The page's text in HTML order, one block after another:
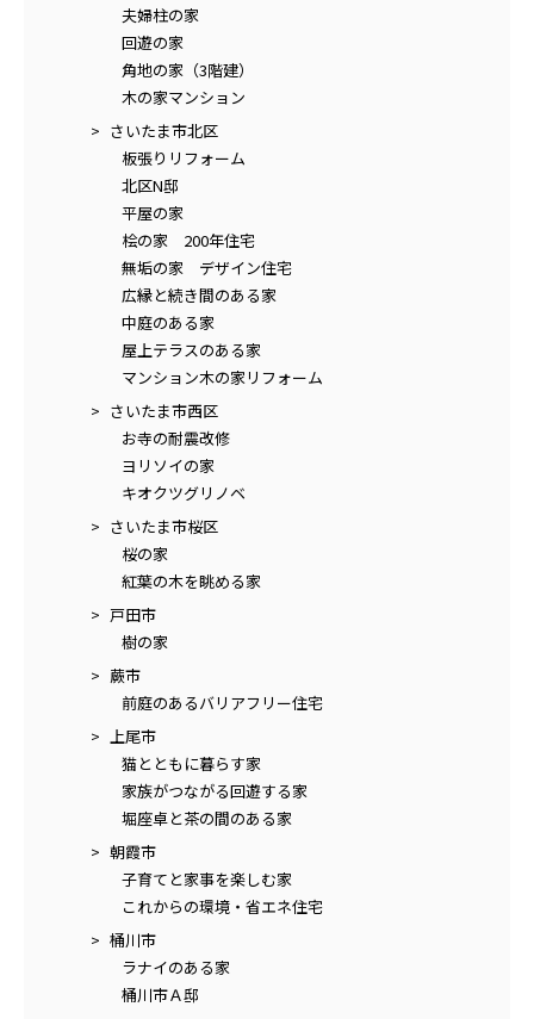
夫婦柱の家
回遊の家
角地の家（3階建）
木の家マンション
さいたま市北区
板張りリフォーム
北区N邸
平屋の家
桧の家 200年住宅
無垢の家 デザイン住宅
広縁と続き間のある家
中庭のある家
屋上テラスのある家
マンション木の家リフォーム
さいたま市西区
お寺の耐震改修
ヨリソイの家
キオクツグリノベ
さいたま市桜区
桜の家
紅葉の木を眺める家
戸田市
樹の家
蕨市
前庭のあるバリアフリー住宅
上尾市
猫とともに暮らす家
家族がつながる回遊する家
堀座卓と茶の間のある家
朝霞市
子育てと家事を楽しむ家
これからの環境・省エネ住宅
桶川市
ラナイのある家
桶川市Ａ邸